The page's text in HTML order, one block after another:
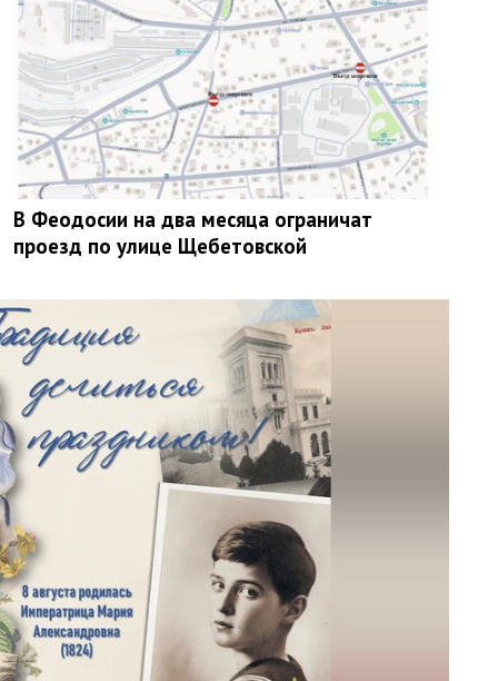
В Феодосии на два месяца ограничат
проезд по улице Щебетовской